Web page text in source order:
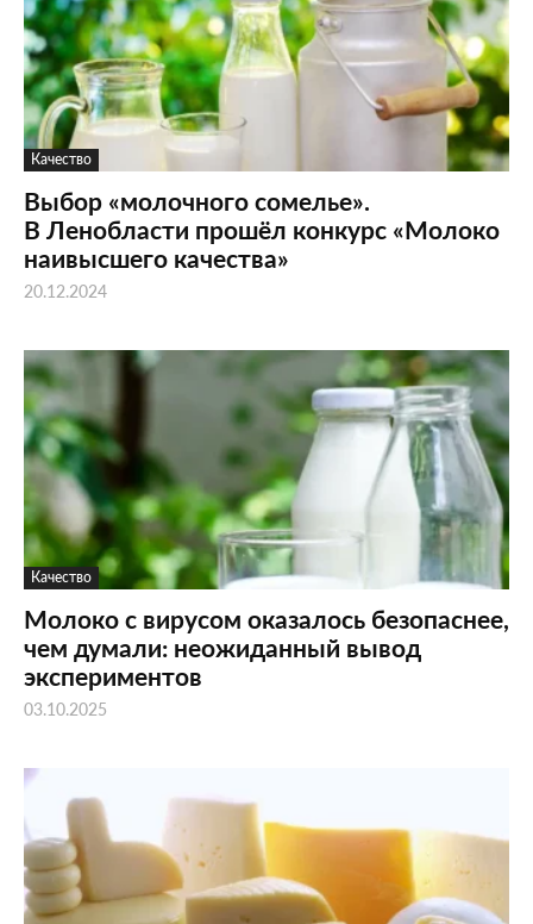
Качество
Выбор «молочного сомелье».
В Ленобласти прошёл конкурс «Молоко
наивысшего качества»
20.12.2024
Качество
Молоко с вирусом оказалось безопаснее,
чем думали: неожиданный вывод
экспериментов
03.10.2025